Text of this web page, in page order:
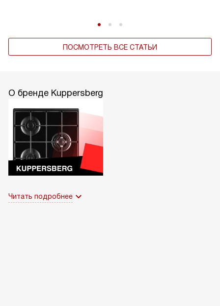
ПОСМОТРЕТЬ ВСЕ СТАТЬИ
О бренде Kuppersberg
Читать подробнее